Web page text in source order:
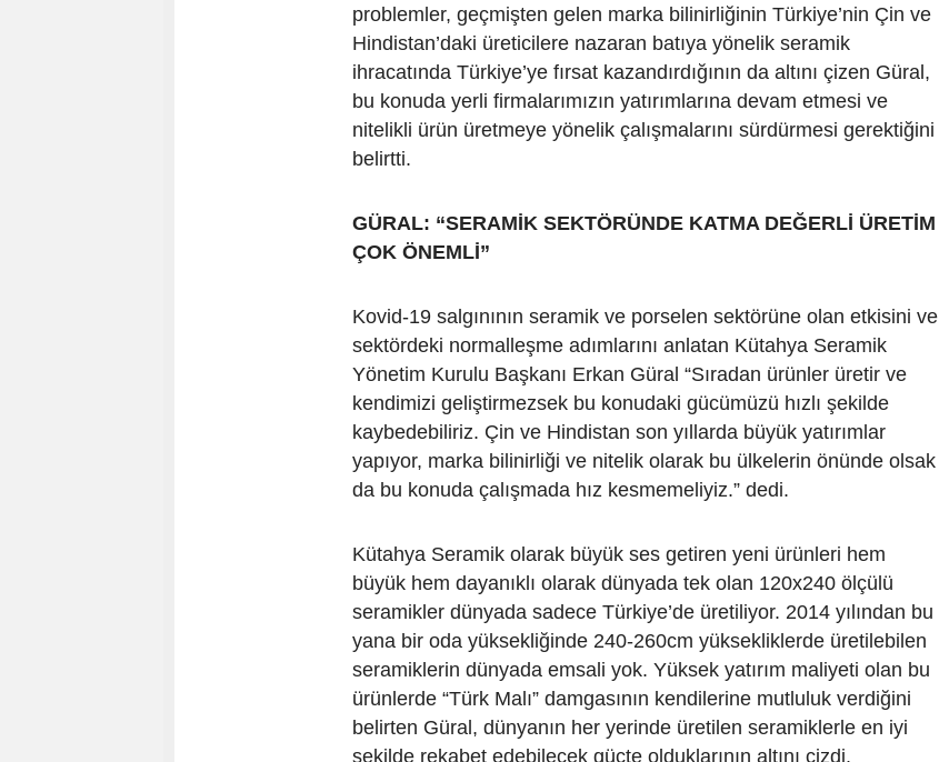
problemler, geçmişten gelen marka bilinirliğinin Türkiye’nin Çin ve
Hindistan’daki üreticilere nazaran batıya yönelik seramik
ihracatında Türkiye’ye fırsat kazandırdığının da altını çizen Güral,
bu konuda yerli firmalarımızın yatırımlarına devam etmesi ve
nitelikli ürün üretmeye yönelik çalışmalarını sürdürmesi gerektiğini
belirtti.
GÜRAL: “SERAMİK SEKTÖRÜNDE KATMA DEĞERLİ ÜRETİM
ÇOK ÖNEMLİ”
Kovid-19 salgınının seramik ve porselen sektörüne olan etkisini ve
sektördeki normalleşme adımlarını anlatan Kütahya Seramik
Yönetim Kurulu Başkanı Erkan Güral “Sıradan ürünler üretir ve
kendimizi geliştirmezsek bu konudaki gücümüzü hızlı şekilde
kaybedebiliriz. Çin ve Hindistan son yıllarda büyük yatırımlar
yapıyor, marka bilinirliği ve nitelik olarak bu ülkelerin önünde olsak
da bu konuda çalışmada hız kesmemeliyiz.” dedi.
Kütahya Seramik olarak büyük ses getiren yeni ürünleri hem
büyük hem dayanıklı olarak dünyada tek olan 120x240 ölçülü
seramikler dünyada sadece Türkiye’de üretiliyor. 2014 yılından bu
yana bir oda yüksekliğinde 240-260cm yüksekliklerde üretilebilen
seramiklerin dünyada emsali yok. Yüksek yatırım maliyeti olan bu
ürünlerde “Türk Malı” damgasının kendilerine mutluluk verdiğini
belirten Güral, dünyanın her yerinde üretilen seramiklerle en iyi
şekilde rekabet edebilecek güçte olduklarının altını çizdi.